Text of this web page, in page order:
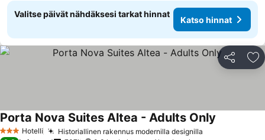
Valitse päivät nähdäksesi tarkat hinnat
Katso hinnat
Jaa
3 Tähtiluokitus
Hotelli Historiallinen rakennus modernilla designilla
Porta Nova Suites Altea - Adults Only